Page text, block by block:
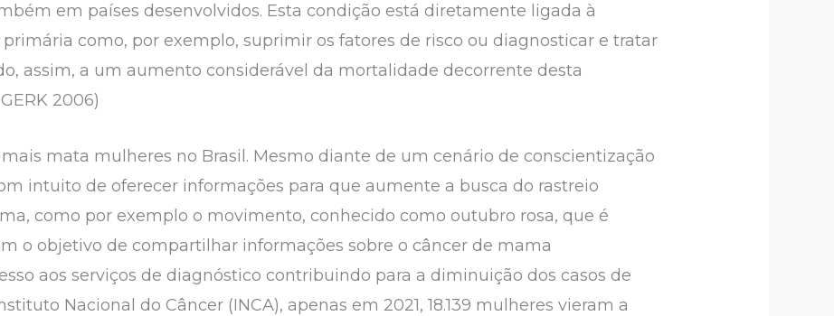
em países desenvolvidos. Esta condição está diretamente ligada à
como, por exemplo, suprimir os fatores de risco ou diagnosticar e tratar
assim, a um aumento considerável da mortalidade decorrente desta
2006)
mata mulheres no Brasil. Mesmo diante de um cenário de conscientização
intuito de oferecer informações para que aumente a busca do rastreio
como por exemplo o movimento, conhecido como outubro rosa, que é
o objetivo de compartilhar informações sobre o câncer de mama
aos serviços de diagnóstico contribuindo para a diminuição dos casos de
Nacional do Câncer (INCA), apenas em 2021, 18.139 mulheres vieram a